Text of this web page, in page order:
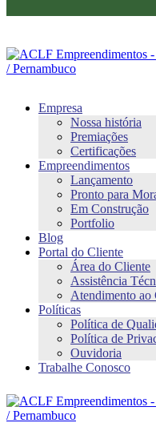
Empresa
Nossa história
Premiações
Certificações
Empreendimentos
Lançamento
Pronto para
Em Construção
Portfolio
Blog
Portal do Cliente
Área do Cliente
Assistência
Atendimento ao
Políticas
Política de
Política de
Ouvidoria
Trabalhe Conosco